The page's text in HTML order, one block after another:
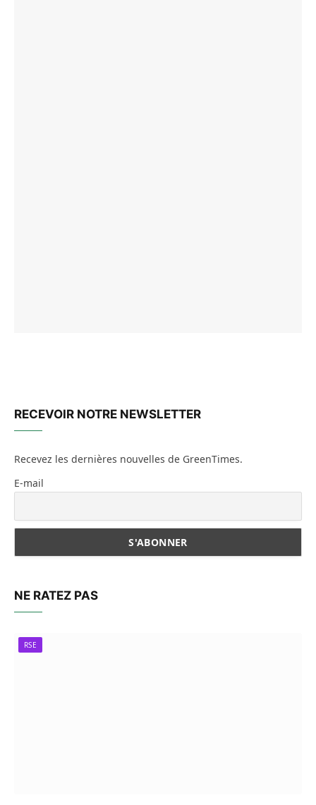
RECEVOIR NOTRE NEWSLETTER
Recevez les dernières nouvelles de GreenTimes.
E-mail
NE RATEZ PAS
RSE